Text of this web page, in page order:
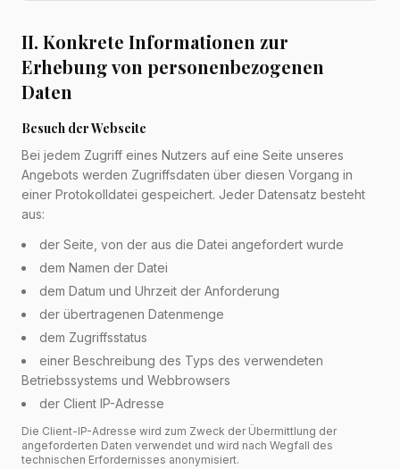
II. Konkrete Informationen zur
Erhebung von personenbezogenen
Daten
Besuch der Webseite
Bei jedem Zugriff eines Nutzers auf eine Seite unseres
Angebots werden Zugriffsdaten über diesen Vorgang in
einer Protokolldatei gespeichert. Jeder Datensatz besteht
aus:
der Seite, von der aus die Datei angefordert wurde
dem Namen der Datei
dem Datum und Uhrzeit der Anforderung
der übertragenen Datenmenge
dem Zugriffsstatus
einer Beschreibung des Typs des verwendeten
Betriebssystems und Webbrowsers
der Client IP-Adresse
Die Client-IP-Adresse wird zum Zweck der Übermittlung der
angeforderten Daten verwendet und wird nach Wegfall des
technischen Erfordernisses anonymisiert.